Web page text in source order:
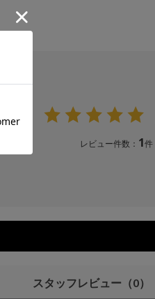
レビュー件数： 1件
スタッフレビュー （0）